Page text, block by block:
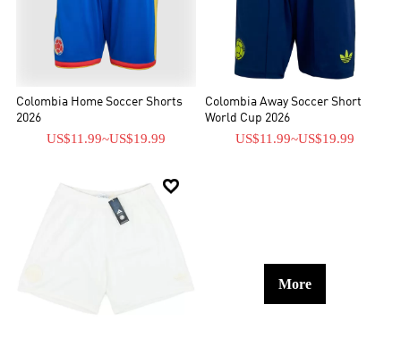
Colombia Home Soccer Shorts
2026
US$11.99~US$19.99
Colombia Away Soccer Short
World Cup 2026
US$11.99~US$19.99

More